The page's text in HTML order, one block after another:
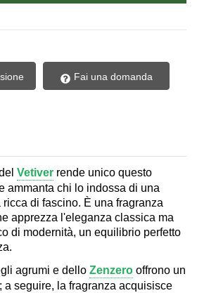
Fai una domanda
Vetiver rende unico questo
ammanta chi lo indossa di una
di fascino. È una fragranza
apprezza l'eleganza classica ma
di modernità, un equilibrio perfetto
agrumi e dello Zenzero offrono un
a seguire, la fragranza acquisisce